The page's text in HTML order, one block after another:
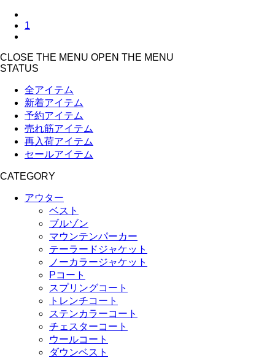
1
CLOSE THE MENU OPEN THE MENU
STATUS
全アイテム
新着アイテム
予約アイテム
売れ筋アイテム
再入荷アイテム
セールアイテム
CATEGORY
アウター
ベスト
ブルゾン
マウンテンパーカー
テーラードジャケット
ノーカラージャケット
Pコート
スプリングコート
トレンチコート
ステンカラーコート
チェスターコート
ウールコート
ダウンベスト